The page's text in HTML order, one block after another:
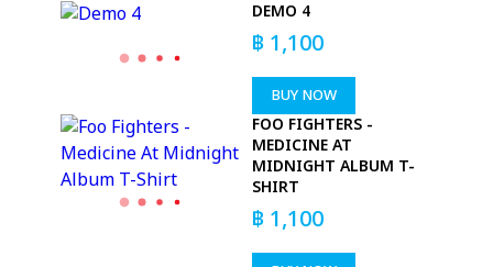
DEMO 4
฿ 1,100
BUY NOW
FOO FIGHTERS -
MEDICINE AT
MIDNIGHT ALBUM T-
SHIRT
฿ 1,100